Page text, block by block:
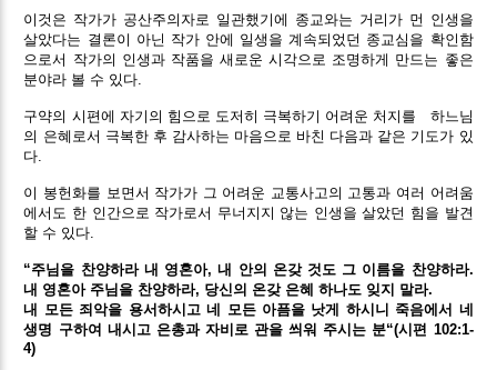
이것은 작가가 공산주의자로 일관했기에 종교와는 거리가 먼 인생을
살았다는 결론이 아닌 작가 안에 일생을 계속되었던 종교심을 확인함
으로서 작가의 인생과 작품을 새로운 시각으로 조명하게 만드는 좋은
분야라 볼 수 있다.
구약의 시편에 자기의 힘으로 도저히 극복하기 어려운 처지를
하느님
의 은혜로서 극복한 후 감사하는 마음으로 바친 다음과 같은 기도가 있
다.
이 봉헌화를 보면서 작가가 그 어려운 교통사고의 고통과 여러 어려움
에서도 한 인간으로 작가로서 무너지지 않는 인생을 살았던 힘을 발견
할 수 있다.
“주님을 찬양하라 내 영혼아, 내 안의 온갖 것도 그 이름을 찬양하라.
내 영혼아 주님을 찬양하라, 당신의 온갖 은혜 하나도 잊지 말라.
내 모든 죄악을 용서하시고 네 모든 아픔을 낫게 하시니 죽음에서 네
생명 구하여 내시고 은총과 자비로 관을 씌워 주시는 분“(시편 102:1-
4)